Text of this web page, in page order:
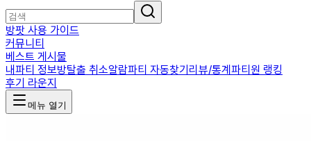
방팟 사용 가이드
커뮤니티
베스트 게시물
내파티 정보방탈출 취소알람파티 자동찾기리뷰/통계파티원 랭킹
후기 라운지
메뉴 열기